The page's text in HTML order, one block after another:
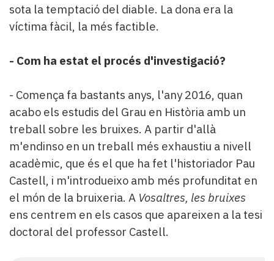
sota la temptació del diable. La dona era la
víctima fàcil, la més factible.
- Com ha estat el procés d'investigació?
- Comença fa bastants anys, l'any 2016, quan
acabo els estudis del Grau en Història amb un
treball sobre les bruixes. A partir d'allà
m'endinso en un treball més exhaustiu a nivell
acadèmic, que és el que ha fet l'historiador Pau
Castell, i m'introdueixo amb més profunditat en
el món de la bruixeria. A Vosaltres, les bruixes
ens centrem en els casos que apareixen a la tesi
doctoral del professor Castell.